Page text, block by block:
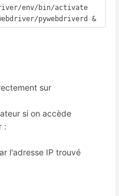
env/bin/activate
pywebdriverd &
sur
si on accède
:
l'adresse IP trouvé